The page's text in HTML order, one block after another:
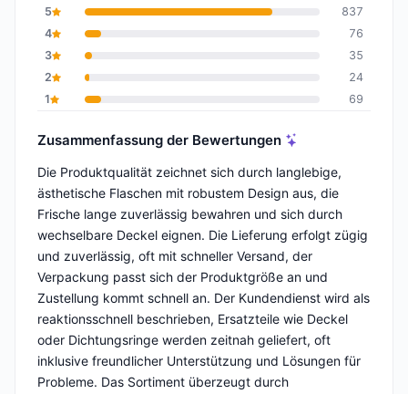
5
837
4
76
3
35
2
24
1
69
Zusammenfassung der Bewertungen
Die Produktqualität zeichnet sich durch langlebige,
ästhetische Flaschen mit robustem Design aus, die
Frische lange zuverlässig bewahren und sich durch
wechselbare Deckel eignen. Die Lieferung erfolgt zügig
und zuverlässig, oft mit schneller Versand, der
Verpackung passt sich der Produktgröße an und
Zustellung kommt schnell an. Der Kundendienst wird als
reaktionsschnell beschrieben, Ersatzteile wie Deckel
oder Dichtungsringe werden zeitnah geliefert, oft
inklusive freundlicher Unterstützung und Lösungen für
Probleme. Das Sortiment überzeugt durch